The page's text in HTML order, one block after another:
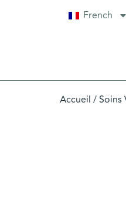
French
Accueil /Soins